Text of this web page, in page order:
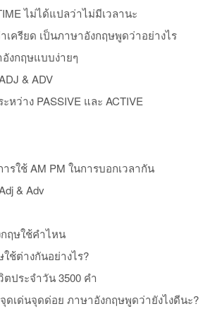
ไม่ได้แปลว่าไม่มีเวลานะ
เครียด เป็นภาษาอังกฤษพูดว่าอย่างไร
งกฤษแบบง่ายๆ
& ADV
หว่าง PASSIVE และ ACTIVE
รใช้ AM PM ในการบอกเวลากัน
& Adv
ฤษใช้คำไหน
ช้ต่างกันอย่างไร?
ประจำวัน 3500 คำ
ดเด่นจุดด่อย ภาษาอังกฤษพูดว่ายังไงดีนะ?